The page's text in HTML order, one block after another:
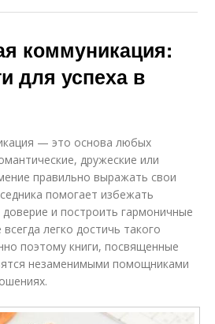
коммуникация:
для успеха в
— это основа любых
дружеские или
правильно выражать свои
помогает избежать
и построить гармоничные
легко достичь такого
поэтому книги, посвященные
незаменимыми помощниками